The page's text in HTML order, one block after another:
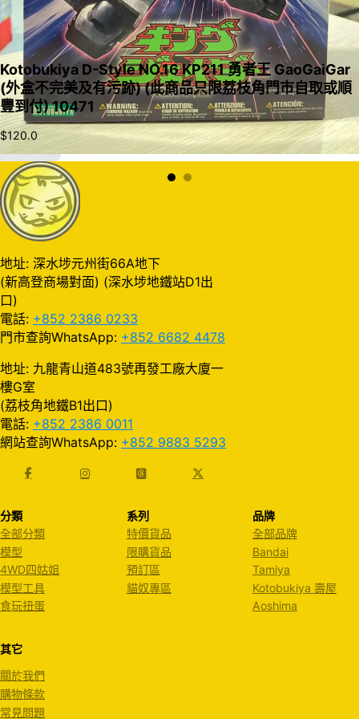
入購物車
Kotobukiya D-Style NO.16 KP211 勇者王 GaoGaiGar
(外盒不完美及有污跡) (此商品只限荔枝角門市自取或順
豐到付) 10471
$120.0
地址: 深水埗元州街66A地下
(新高登商場對面) (深水埗地鐵站D1出
口)
電話: +852 2386 0233
門市查詢WhatsApp: +852 6682 4478
地址: 九龍青山道483號再發工廠大廈一
樓G室
(荔枝角地鐵B1出口)
電話: +852 2386 0011
網站查詢WhatsApp: +852 9883 5293
分類
全部分類
模型
4WD四姑姐
模型工具
食玩扭蛋
系列
特價貨品
限購貨品
預訂區
貓奴專區
品牌
全部品牌
Bandai
Tamiya
Kotobukiya 壽屋
Aoshima
其它
關於我們
購物條款
常見問題